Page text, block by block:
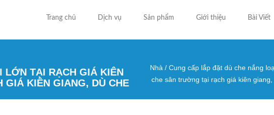
Trang chủ Dịch vụ Sản phẩm Giới thiệu Bài Viết
LỚN TẠI RẠCH GIÁ KIÊN
GIÁ KIÊN GIANG, DÙ CHE
Bạn đang ở đây
Nhà / Cung cấp lắp đặt dù che nắng
che sân trường tại rạch giá kiên